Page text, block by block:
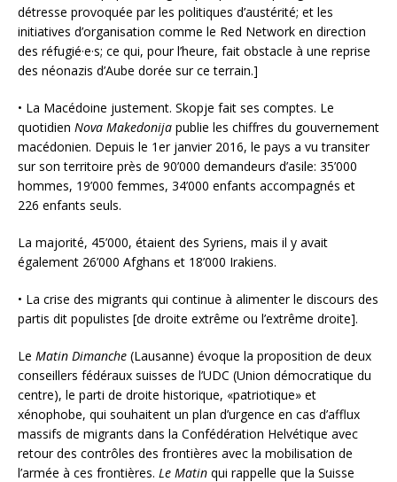
détresse provoquée par les politiques d’austérité; et les
initiatives d’organisation comme le Red Network en direction
des réfugié·e·s; ce qui, pour l’heure, fait obstacle à une reprise
des néonazis d’Aube dorée sur ce terrain.]
• La Macédoine justement. Skopje fait ses comptes. Le
quotidien Nova Makedonija publie les chiffres du gouvernement
macédonien. Depuis le 1er janvier 2016, le pays a vu transiter
sur son territoire près de 90’000 demandeurs d’asile: 35’000
hommes, 19’000 femmes, 34’000 enfants accompagnés et
226 enfants seuls.
La majorité, 45’000, étaient des Syriens, mais il y avait
également 26’000 Afghans et 18’000 Irakiens.
• La crise des migrants qui continue à alimenter le discours des
partis dit populistes [de droite extrême ou l’extrême droite].
Le Matin Dimanche (Lausanne) évoque la proposition de deux
conseillers fédéraux suisses de l’UDC (Union démocratique du
centre), le parti de droite historique, «patriotique» et
xénophobe, qui souhaitent un plan d’urgence en cas d’afflux
massifs de migrants dans la Confédération Helvétique avec
retour des contrôles des frontières avec la mobilisation de
l’armée à ces frontières. Le Matin qui rappelle que la Suisse